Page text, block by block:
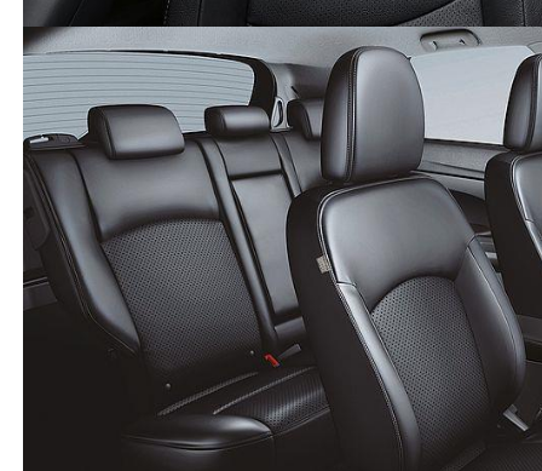
Lpg ile performansı nasıl ve lpg ile uyumlumudur
bende almak istiyorum cevaplayan olursa sevinirim
teşekkürler
(1) (0) Cevap yaz
Misafir Kullanıcı
güncel modeller teorik olarak da pratik olarak da
reno captur ile aynı araba. fiyat/performans
denkleminde captur ile kıyaslamanızı öneririm. hayırlı
olsun.
Misafir Kullanıcı
(belki bilmiyor olabilirsiniz ihtimaline karşı yazmak
istedim)... güncel modeller teorik olarak da pratik
olarak da reno captur ile aynı araba.
fiyat/performans denkleminde captur ile
kıyaslamanızı öneririm. hayırlı(sı) olsun.
0
ASX-Misafir Kullanıcı